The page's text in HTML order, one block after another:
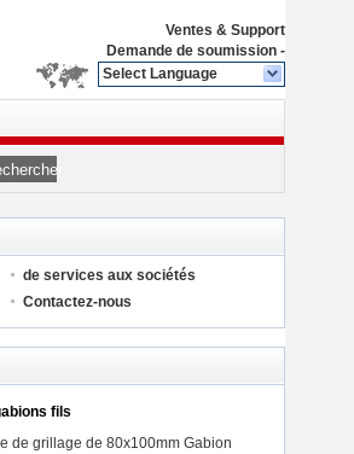
Ventes & Support
Demande de soumission -
Select Language
de services aux sociétés
Contactez-nous
fils
de grillage de 80x100mm Gabion